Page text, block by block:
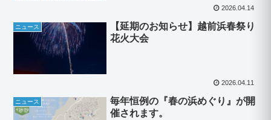
2026.04.14
ニュース
【延期のお知らせ】越前浜春祭り
花火大会
2026.04.11
ニュース
毎年恒例の『春の浜めぐり』が開
催されます。